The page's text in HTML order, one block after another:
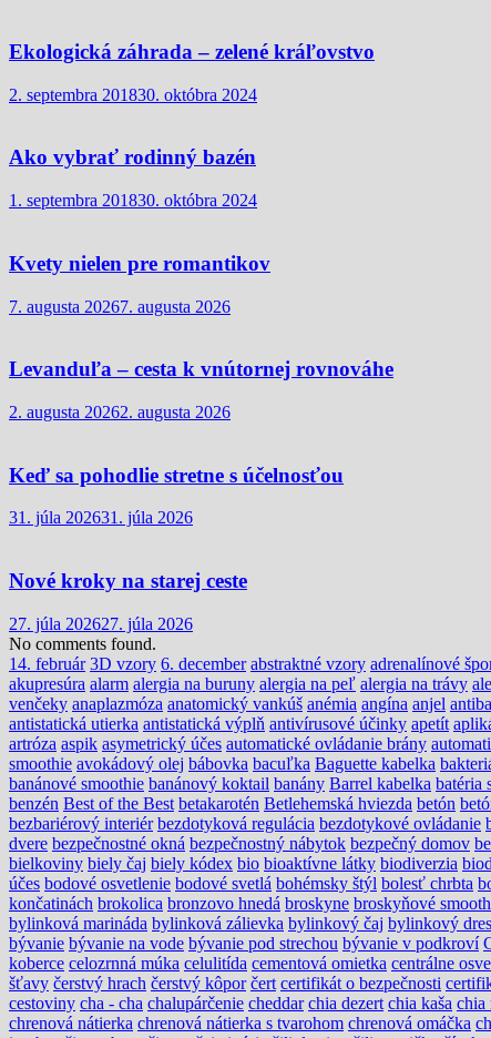
Ekologická záhrada – zelené kráľovstvo
2. septembra 201830. októbra 2024
Ako vybrať rodinný bazén
1. septembra 201830. októbra 2024
Kvety nielen pre romantikov
7. augusta 20267. augusta 2026
Levanduľa – cesta k vnútornej rovnováhe
2. augusta 20262. augusta 2026
Keď sa pohodlie stretne s účelnosťou
31. júla 202631. júla 2026
Nové kroky na starej ceste
27. júla 202627. júla 2026
No comments found.
14. február 3D vzory 6. december abstraktné vzory adrenalínové
akupresúra alarm alergia na buruny alergia na peľ alergia na trávy
venčeky anaplazmóza anatomický vankúš anémia angína anjel
antistatická utierka antistatická výplň antivírusové účinky apetít
artróza aspik asymetrický účes automatické ovládanie brány
smoothie avokádový olej bábovka bacuľka Baguette kabelka
banánové smoothie banánový koktail banány Barrel kabelka batéria
benzén Best of the Best betakarotén Betlehemská hviezda betón
bezbariérový interiér bezdotyková regulácia bezdotykové ovládanie
dvere bezpečnostné okná bezpečnostný nábytok bezpečný domov
bielkoviny biely čaj biely kódex bio bioaktívne látky biodiverzia
účes bodové osvetlenie bodové svetlá bohémsky štýl bolesť chrbta
končatinách brokolica bronzovo hnedá broskyne broskyňové
bylinková marináda bylinková zálievka bylinkový čaj bylinkový
bývanie bývanie na vode bývanie pod strechou bývanie v podkroví
koberce celozrnná múka celulitída cementová omietka centrálne
šťavy čerstvý hrach čerstvý kôpor čert certifikát o bezpečnosti
cestoviny cha - cha chalupárčenie cheddar chia dezert chia kaša chia
chrenová nátierka chrenová nátierka s tvarohom chrenová omáčka